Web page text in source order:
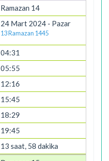
Ramazan 14
24 Mart 2024 - Pazar
13 Ramazan 1445
04:31
05:55
12:16
15:45
18:29
19:45
13 saat, 58 dakika